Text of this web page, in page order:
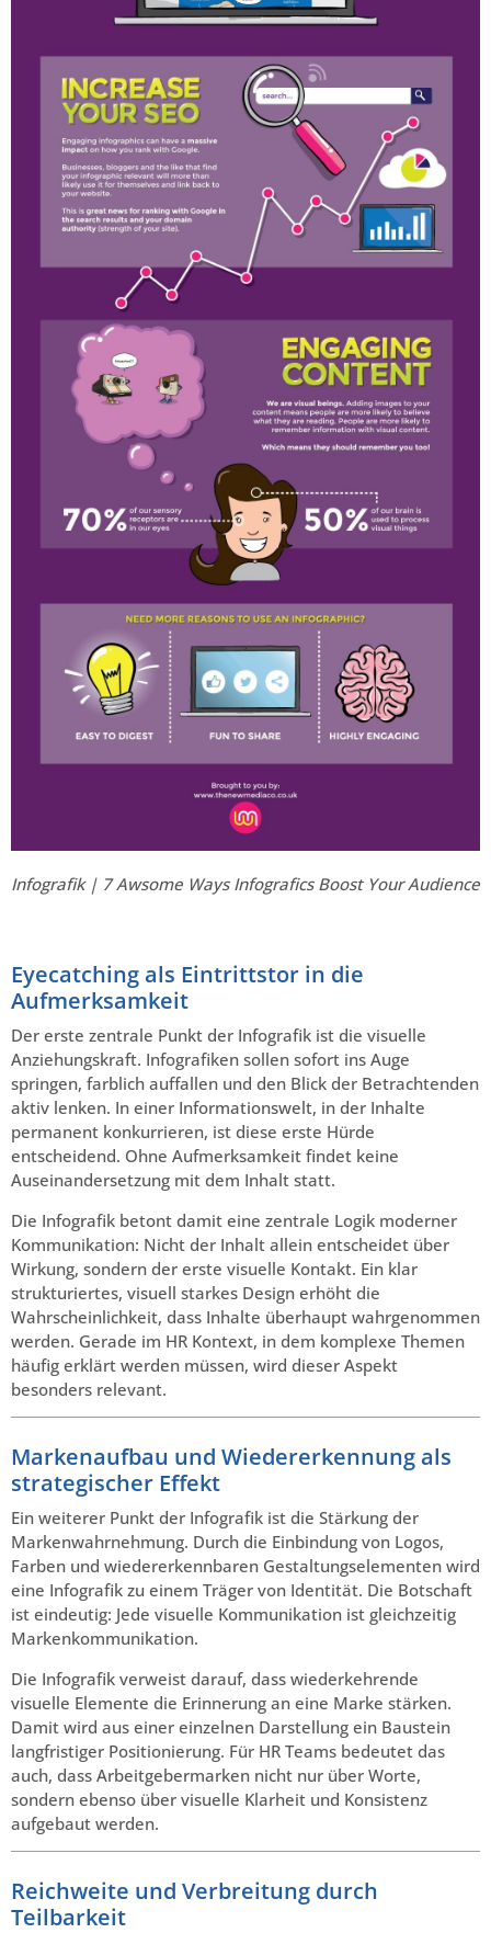
Infografik | 7 Awsome Ways Infografics Boost Your Audience
Eyecatching als Eintrittstor in die
Aufmerksamkeit
Der erste zentrale Punkt der Infografik ist die visuelle
Anziehungskraft. Infografiken sollen sofort ins Auge
springen, farblich auffallen und den Blick der Betrachtenden
aktiv lenken. In einer Informationswelt, in der Inhalte
permanent konkurrieren, ist diese erste Hürde
entscheidend. Ohne Aufmerksamkeit findet keine
Auseinandersetzung mit dem Inhalt statt.
Die Infografik betont damit eine zentrale Logik moderner
Kommunikation: Nicht der Inhalt allein entscheidet über
Wirkung, sondern der erste visuelle Kontakt. Ein klar
strukturiertes, visuell starkes Design erhöht die
Wahrscheinlichkeit, dass Inhalte überhaupt wahrgenommen
werden. Gerade im HR Kontext, in dem komplexe Themen
häufig erklärt werden müssen, wird dieser Aspekt
besonders relevant.
Markenaufbau und Wiedererkennung als
strategischer Effekt
Ein weiterer Punkt der Infografik ist die Stärkung der
Markenwahrnehmung. Durch die Einbindung von Logos,
Farben und wiedererkennbaren Gestaltungselementen wird
eine Infografik zu einem Träger von Identität. Die Botschaft
ist eindeutig: Jede visuelle Kommunikation ist gleichzeitig
Markenkommunikation.
Die Infografik verweist darauf, dass wiederkehrende
visuelle Elemente die Erinnerung an eine Marke stärken.
Damit wird aus einer einzelnen Darstellung ein Baustein
langfristiger Positionierung. Für HR Teams bedeutet das
auch, dass Arbeitgebermarken nicht nur über Worte,
sondern ebenso über visuelle Klarheit und Konsistenz
aufgebaut werden.
Reichweite und Verbreitung durch
Teilbarkeit